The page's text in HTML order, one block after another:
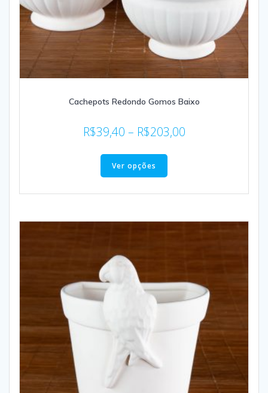
Cachepots Redondo Gomos Baixo
R$39,40 – R$203,00
Ver opções